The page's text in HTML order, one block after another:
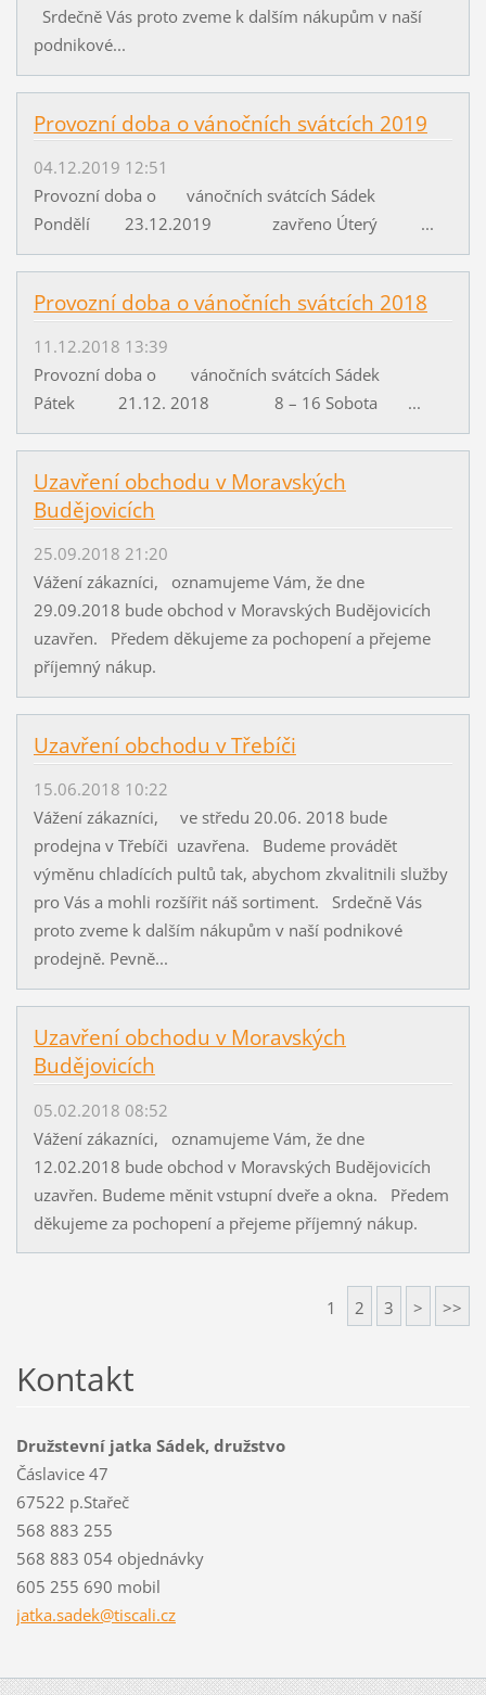
Srdečně Vás proto zveme k dalším nákupům v naší
podnikové...
Provozní doba o vánočních svátcích 2019
04.12.2019 12:51
Provozní doba o vánočních svátcích Sádek
Pondělí 23.12.2019 zavřeno Úterý ...
Provozní doba o vánočních svátcích 2018
11.12.2018 13:39
Provozní doba o vánočních svátcích Sádek
Pátek 21.12. 2018 8 – 16 Sobota ...
Uzavření obchodu v Moravských
Budějovicích
25.09.2018 21:20
Vážení zákazníci, oznamujeme Vám, že dne
29.09.2018 bude obchod v Moravských Budějovicích
uzavřen. Předem děkujeme za pochopení a přejeme
příjemný nákup.
Uzavření obchodu v Třebíči
15.06.2018 10:22
Vážení zákazníci, ve středu 20.06. 2018 bude
prodejna v Třebíči uzavřena. Budeme provádět
výměnu chladících pultů tak, abychom zkvalitnili služby
pro Vás a mohli rozšířit náš sortiment. Srdečně Vás
proto zveme k dalším nákupům v naší podnikové
prodejně. Pevně...
Uzavření obchodu v Moravských
Budějovicích
05.02.2018 08:52
Vážení zákazníci, oznamujeme Vám, že dne
12.02.2018 bude obchod v Moravských Budějovicích
uzavřen. Budeme měnit vstupní dveře a okna. Předem
děkujeme za pochopení a přejeme příjemný nákup.
1 2 3 > >>
Kontakt
Družstevní jatka Sádek, družstvo
Čáslavice 47
67522 p.Stařeč
568 883 255
568 883 054 objednávky
605 255 690 mobil
jatka.sadek@tiscali.cz